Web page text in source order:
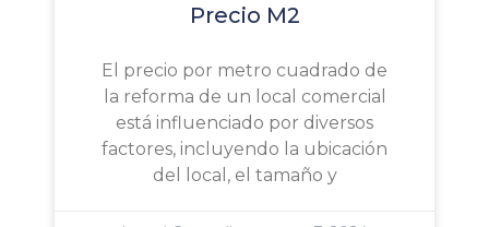
Precio M2
El precio por metro cuadrado de
la reforma de un local comercial
está influenciado por diversos
factores, incluyendo la ubicación
del local, el tamaño y